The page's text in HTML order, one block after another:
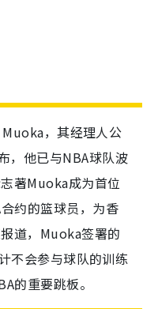
，其经理人公
，他已与NBA球队波
著Muoka成为首位
约的篮球员，为香
道，Muoka签署的
不会参与球队的训练
的重要跳板。